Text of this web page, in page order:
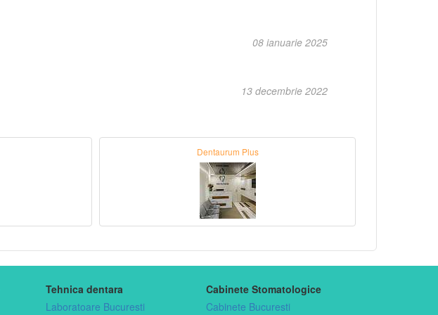
08 ianuarie 2025
13 decembrie 2022
Dentaurum Plus
Cabinete Stomatologice
Cabinete Bucuresti
Tehnica dentara
Laboratoare Bucuresti